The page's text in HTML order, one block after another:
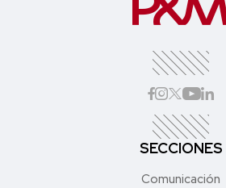
SECCIONES
Comunicación